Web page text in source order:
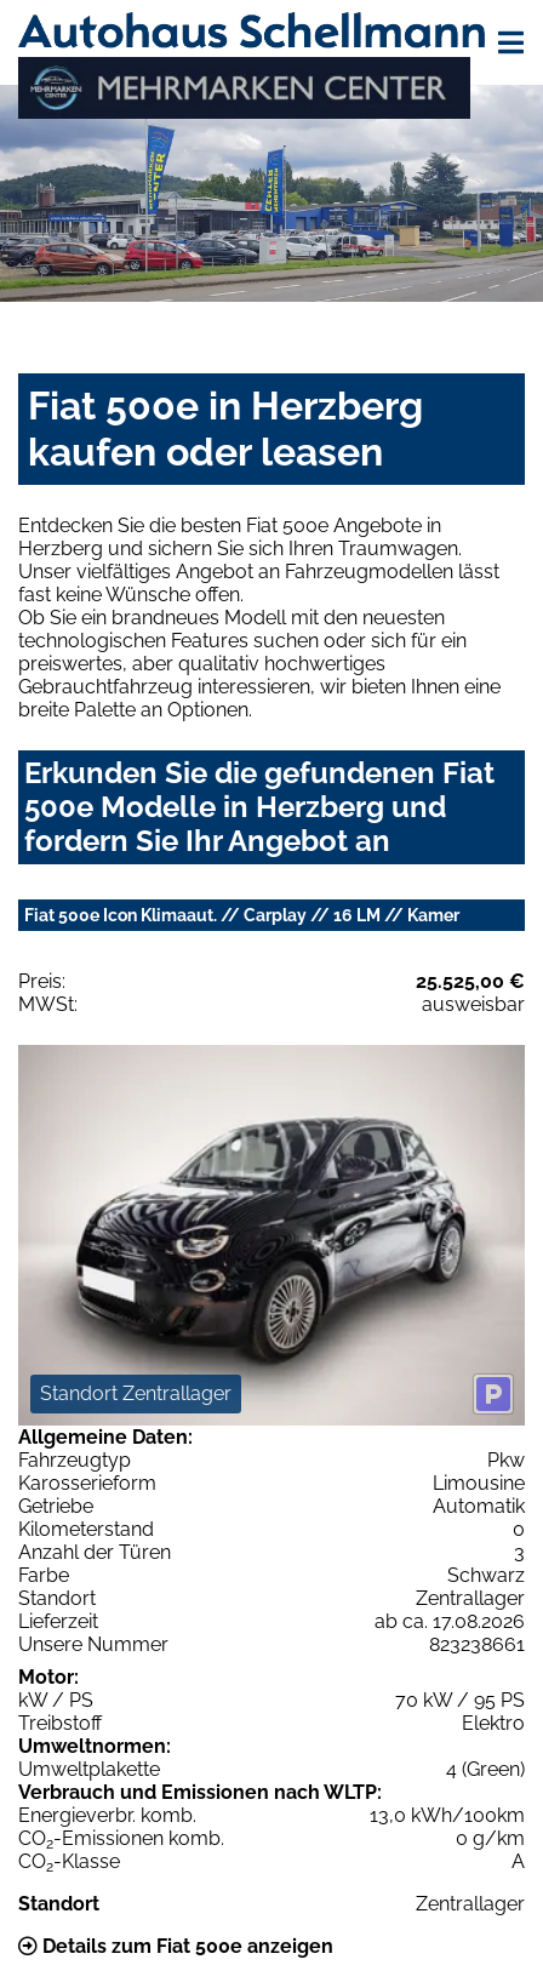
Fiat 500e in Herzberg
kaufen oder leasen
Entdecken Sie die besten Fiat 500e Angebote in
Herzberg und sichern Sie sich Ihren Traumwagen.
Unser vielfältiges Angebot an Fahrzeugmodellen lässt
fast keine Wünsche offen.
Ob Sie ein brandneues Modell mit den neuesten
technologischen Features suchen oder sich für ein
preiswertes, aber qualitativ hochwertiges
Gebrauchtfahrzeug interessieren, wir bieten Ihnen eine
breite Palette an Optionen.
Erkunden Sie die gefundenen Fiat
500e Modelle in Herzberg und
fordern Sie Ihr Angebot an
Fiat 500e Icon Klimaaut. // Carplay // 16 LM // Kamer
Preis:
25.525,00 €
MWSt:
ausweisbar
Standort Zentrallager
Allgemeine Daten:
Fahrzeugtyp
Pkw
Karosserieform
Limousine
Getriebe
Automatik
Kilometerstand
0
Anzahl der Türen
3
Farbe
Schwarz
Standort
Zentrallager
Lieferzeit
ab ca. 17.08.2026
Unsere Nummer
823238661
Motor:
kW / PS
70 kW / 95 PS
Treibstoff
Elektro
Umweltnormen:
Umweltplakette
4 (Green)
Verbrauch und Emissionen nach WLTP:
Energieverbr. komb.
13,0 kWh/100km
CO2-Emissionen komb.
0 g/km
CO2-Klasse
A
Standort
Zentrallager
Details zum Fiat 500e anzeigen